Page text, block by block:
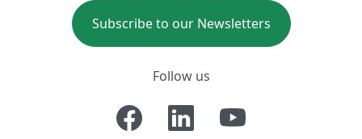
Subscribe to our Newsletters
Follow us